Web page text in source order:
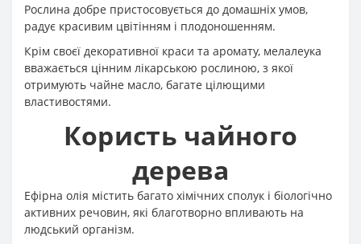
Рослина добре пристосовується до домашніх умов,
радує красивим цвітінням і плодоношенням.
Крім своєї декоративної краси та аромату, мелалеука
вважається цінним лікарською рослиною, з якої
отримують чайне масло, багате цілющими
властивостями.
Користь чайного
дерева
Ефірна олія містить багато хімічних сполук і біологічно
активних речовин, які благотворно впливають на
людський організм.